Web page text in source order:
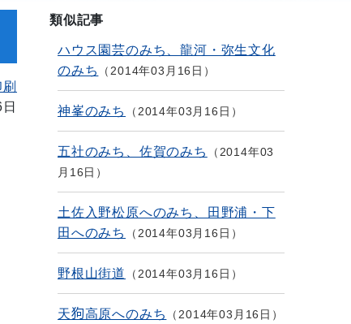
類似記事
ハウス園芸のみち、龍河・弥生文化
のみち
2014年03月16日
神峯のみち 2014年03月16日
五社のみち、佐賀のみち
2014年03
月16日
土佐入野松原へのみち、田野浦・下
田へのみち
2014年03月16日
野根山街道 2014年03月16日
天狗高原へのみち 2014年03月16日